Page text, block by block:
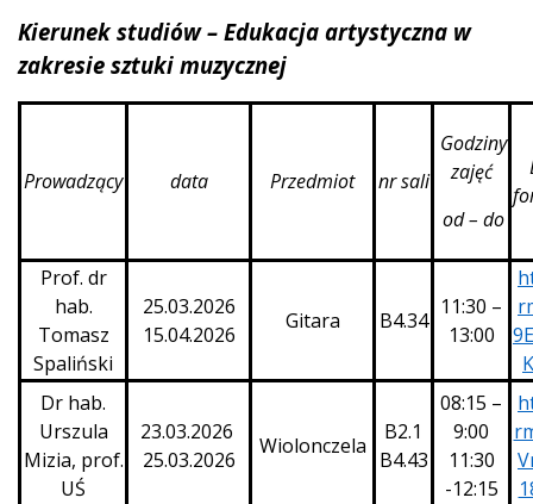
Kierunek studiów – Edukacja artystyczna w
zakresie sztuki muzycznej
Prowadzący data Przedmiot nr sali
Godziny
zajęć
od – do
Prof. dr
hab.
Tomasz
Spaliński
25.03.2026
15.04.2026
Gitara B4.34
11:30 –
13:00
Dr hab.
Urszula
Mizia, prof.
UŚ
23.03.2026
25.03.2026
Wiolonczela
B2.1
B4.43
08:15 –
9:00
11:30
-12:15